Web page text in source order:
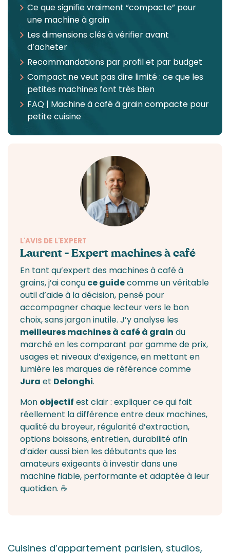
Ce que signifie vraiment “compacte” pour
une machine à grain
Les dimensions clés à vérifier avant
d’acheter
Recommandations par profil et par budget
Compact ne veut pas dire limité : ce que les
petites machines font très bien
FAQ | Machine à café à grain compacte pour
petite cuisine
L'AVIS DE L'EXPERT
Laurent – Expert machines à café
En tant qu’expert des machines à café à
grains, j’ai conçu ce guidecomme un véritable
outil d’aide à la décision, pensé pour
accompagner chaque lecteur vers le bon
choix, sans jargon inutile. J’y analyse les
meilleuresmachines à café à grain du
marché en les comparant par gamme de prix,
usages et niveaux d’exigence, en mettant en
lumière les marques de référence comme
Jura et Delonghi.
Mon objectif est clair : expliquer ce qui fait
réellement la différence entre deux machines,
qualité du broyeur, régularité d’extraction,
options boissons, entretien, durabilité afin
d’aider aussi bien les débutants que les
amateurs exigeants à investir dans une
machine fiable, performante et adaptée à leur
quotidien. ☕
Cuisines d’appartement parisien, studios,